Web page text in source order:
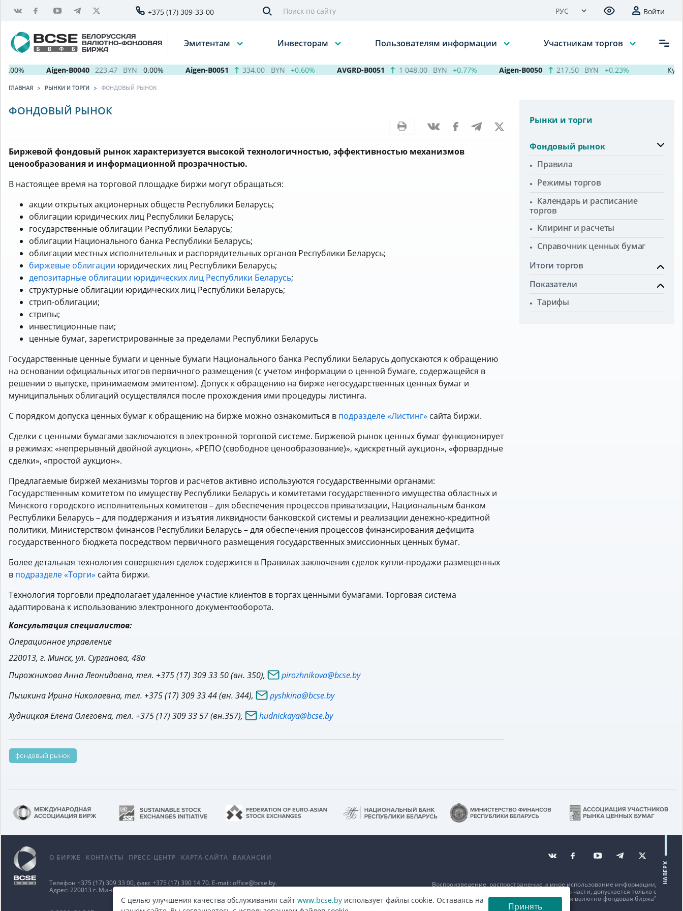
+375 (17) 309-33-00 Войти
БЕЛОРУССКАЯ
ВАЛЮТНО-ФОНДОВАЯ
БИРЖА
Эмитентам Инвесторам Пользователям информации Участникам торгов
Aigen-B0040 223.47 BYN 0.00% Aigen-B0051 334.00 BYN +0.60% AVGRD-B0051 1 048.00 BYN +0.77% Aigen-B0050 217.50 BYN +0.23% Курсы
ГЛАВНАЯ РЫНКИ И ТОРГИ ФОНДОВЫЙ РЫНОК
ФОНДОВЫЙ РЫНОК
Биржевой фондовый рынок характеризуется высокой технологичностью, эффективностью механизмов
ценообразования и информационной прозрачностью.
В настоящее время на торговой площадке биржи могут обращаться:
акции открытых акционерных обществ Республики Беларусь;
облигации юридических лиц Республики Беларусь;
государственные облигации Республики Беларусь;
облигации Национального банка Республики Беларусь;
облигации местных исполнительных и распорядительных органов Республики Беларусь;
биржевые облигации юридических лиц Республики Беларусь;
депозитарные облигации юридических лиц Республики Беларусь;
структурные облигации юридических лиц Республики Беларусь;
стрип-облигации;
стрипы;
инвестиционные паи;
ценные бумаг, зарегистрированные за пределами Республики Беларусь
Государственные ценные бумаги и ценные бумаги Национального банка Республики Беларусь допускаются к обращению
на основании официальных итогов первичного размещения (с учетом информации о ценной бумаге, содержащейся в
решении о выпуске, принимаемом эмитентом). Допуск к обращению на бирже негосударственных ценных бумаг и
муниципальных облигаций осуществлялся после прохождения ими процедуры листинга.
С порядком допуска ценных бумаг к обращению на бирже можно ознакомиться в подразделе «Листинг» сайта биржи.
Сделки с ценными бумагами заключаются в электронной торговой системе. Биржевой рынок ценных бумаг функционирует
в режимах: «непрерывный двойной аукцион», «РЕПО (свободное ценообразование)», «дискретный аукцион», «форвардные
сделки», «простой аукцион».
Предлагаемые биржей механизмы торгов и расчетов активно используются государственными органами:
Государственным комитетом по имуществу Республики Беларусь и комитетами государственного имущества областных и
Минского городского исполнительных комитетов – для обеспечения процессов приватизации, Национальным банком
Республики Беларусь – для поддержания и изъятия ликвидности банковской системы и реализации денежно-кредитной
политики, Министерством финансов Республики Беларусь – для обеспечения процессов финансирования дефицита
государственного бюджета посредством первичного размещения государственных эмиссионных ценных бумаг.
Более детальная технология совершения сделок содержится в Правилах заключения сделок купли-продажи размещенных
в подразделе «Торги» сайта биржи.
Технология торговли предполагает удаленное участие клиентов в торгах ценными бумагами. Торговая система
адаптирована к использованию электронного документооборота.
Консультация специалистов:
Операционное управление
220013, г. Минск, ул. Сурганова, 48а
Пирожникова Анна Леонидовна, тел. +375 (17) 309 33 50 (вн. 350),
pirozhnikova@bcse.by
Пышкина Ирина Николаевна, тел. +375 (17) 309 33 44 (вн. 344),
pyshkina@bcse.by
Худницкая Елена Олеговна, тел. +375 (17) 309 33 57 (вн.357),
hudnickaya@bcse.by
фондовый рынок
Рынки и торги
Фондовый рынок
Правила
Режимы торгов
Календарь и расписание
торгов
Клиринг и расчеты
Справочник ценных бумаг
Итоги торгов
Показатели
Тарифы
О БИРЖЕ КОНТАКТЫ ПРЕСС-ЦЕНТР КАРТА САЙТА ВАКАНСИИ
Телефон +375 (17) 309 33 00, факс +375 (17) 390 14 70. E-mail: office@bcse.by.
Адрес: 220013 г. Минск ул. Сурганова д. 48а.
Воспроизведение, распространение и иное использование информации,
размещенной на данном веб-сайте или его части, допускается только с
письменного согласия ОАО "Белорусская валютно-фондовая биржа"
НАВЕРХ
С целью улучшения качества обслуживания сайт www.bcse.by использует файлы cookie. Оставаясь на
Принять